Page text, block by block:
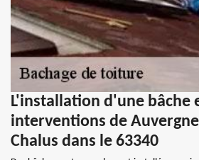
L'installation d'une bâche
interventions de
Chalus dans le 63340